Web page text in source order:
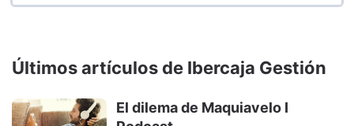
Últimos artículos de Ibercaja Gestión
El dilema de Maquiavelo I